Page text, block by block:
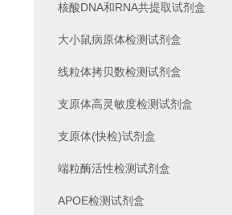
核酸DNA和RNA共提取试剂盒
大小鼠病原体检测试剂盒
线粒体拷贝数检测试剂盒
支原体高灵敏度检测试剂盒
支原体(快检)试剂盒
端粒酶活性检测试剂盒
APOE检测试剂盒